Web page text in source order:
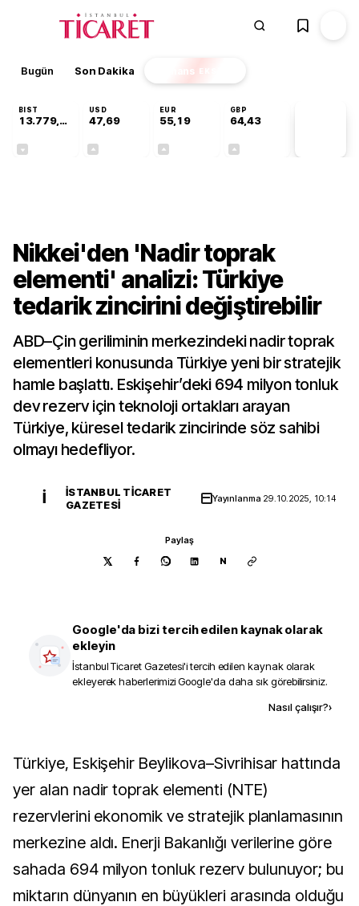
Bugün Son Dakika Finans EKSTRA
BIST
13.779,39
USD
47,69
EUR
55,19
GBP
64,43
Nikkei'den 'Nadir toprak
elementi' analizi: Türkiye
tedarik zincirini değiştirebilir
ABD–Çin geriliminin merkezindeki nadir toprak
elementleri konusunda Türkiye yeni bir stratejik
hamle başlattı. Eskişehir’deki 694 milyon tonluk
dev rezerv için teknoloji ortakları arayan
Türkiye, küresel tedarik zincirinde söz sahibi
olmayı hedefliyor.
İ
İSTANBUL TICARET
GAZETESI
Yayınlanma 29.10.2025, 10:14
Paylaş
N
Google'da bizi tercih edilen kaynak olarak
ekleyin
İstanbul Ticaret Gazetesi'i tercih edilen kaynak olarak
ekleyerek haberlerimizi Google'da daha sık görebilirsiniz.
Nasıl çalışır?›
Türkiye, Eskişehir Beylikova–Sivrihisar hattında
yer alan nadir toprak elementi (NTE)
rezervlerini ekonomik ve stratejik planlamasının
merkezine aldı. Enerji Bakanlığı verilerine göre
sahada 694 milyon tonluk rezerv bulunuyor; bu
miktarın dünyanın en büyükleri arasında olduğu